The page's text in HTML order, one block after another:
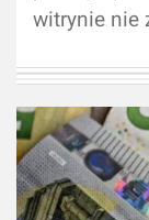
witrynie nie
przykładu
naszym...